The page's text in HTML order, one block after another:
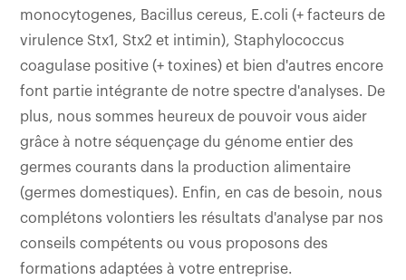
monocytogenes, Bacillus cereus, E.coli (+ facteurs de
virulence Stx1, Stx2 et intimin), Staphylococcus
coagulase positive (+ toxines) et bien d'autres encore
font partie intégrante de notre spectre d'analyses. De
plus, nous sommes heureux de pouvoir vous aider
grâce à notre séquençage du génome entier des
germes courants dans la production alimentaire
(germes domestiques). Enfin, en cas de besoin, nous
complétons volontiers les résultats d'analyse par nos
conseils compétents ou vous proposons des
formations adaptées à votre entreprise.